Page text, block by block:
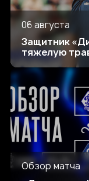
06 августа
Защитник
тяжелую
Обзор матча